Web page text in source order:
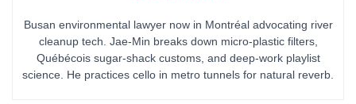
Busan environmental lawyer now in Montréal advocating river
cleanup tech. Jae-Min breaks down micro-plastic filters,
Québécois sugar-shack customs, and deep-work playlist
science. He practices cello in metro tunnels for natural reverb.